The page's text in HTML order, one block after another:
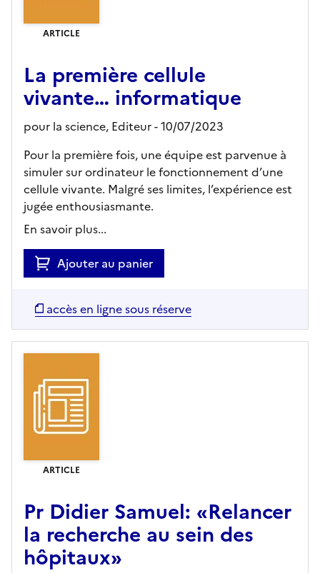
ARTICLE
La première cellule
vivante… informatique
pour la science, Editeur- 10/07/2023
Pour la première fois, une équipe est parvenue à
simuler sur ordinateur le fonctionnement d’une
cellule vivante. Malgré ses limites, l’expérience est
jugée enthousiasmante.
En savoir plus...
Ajouter au panier
accès en ligne sous réserve
ARTICLE
Pr Didier Samuel: «Relancer
la recherche au sein des
hôpitaux»